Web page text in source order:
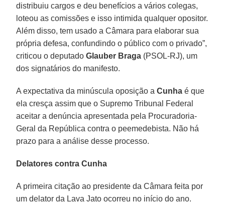
distribuiu cargos e deu benefícios a vários colegas,
loteou as comissões e isso intimida qualquer opositor.
Além disso, tem usado a Câmara para elaborar sua
própria defesa, confundindo o público com o privado”,
criticou o deputadoGlauber Braga (PSOL-RJ), um
dos signatários do manifesto.
A expectativa da minúscula oposição aCunha é que
ela cresça assim que o Supremo Tribunal Federal
aceitar a denúncia apresentada pela Procuradoria-
Geral da República contra o peemedebista. Não há
prazo para a análise desse processo.
Delatores contra Cunha
A primeira citação ao presidente da Câmara feita por
um delator da Lava Jato ocorreu no início do ano.